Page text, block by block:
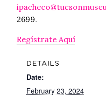
2699.
Regístrate Aquí
DETAILS
Date:
February 23, 2024